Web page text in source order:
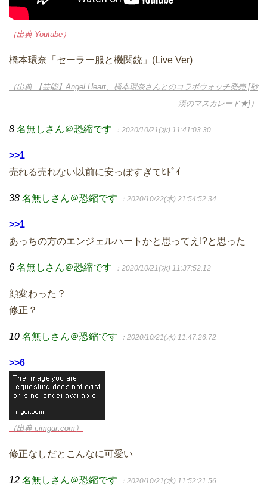
（出典 Youtube）
橋本環奈「セーラー服と機関銃」(Live Ver)
（出典 【芸能】Angel Heart、橋本環奈さんとのコラボウォッチ発売 [砂
漠のマスカレード★]）
8 名無しさん＠恐縮です ：2020/10/21(水) 11:41:03.30
>>1
売れる売れない以前に安っぽすぎてﾋﾄﾞｲ
38 名無しさん＠恐縮です ：2020/10/22(木) 21:54:52.34
>>1
あっちの方のエンジェルハートかと思ってえ!?と思った
6 名無しさん＠恐縮です ：2020/10/21(水) 11:37:52.12
顔変わった？
修正？
10 名無しさん＠恐縮です ：2020/10/21(水) 11:47:26.72
>>6
（出典 i.imgur.com）
修正なしだとこんなに可愛い
12 名無しさん＠恐縮です ：2020/10/21(水) 11:52:21.56